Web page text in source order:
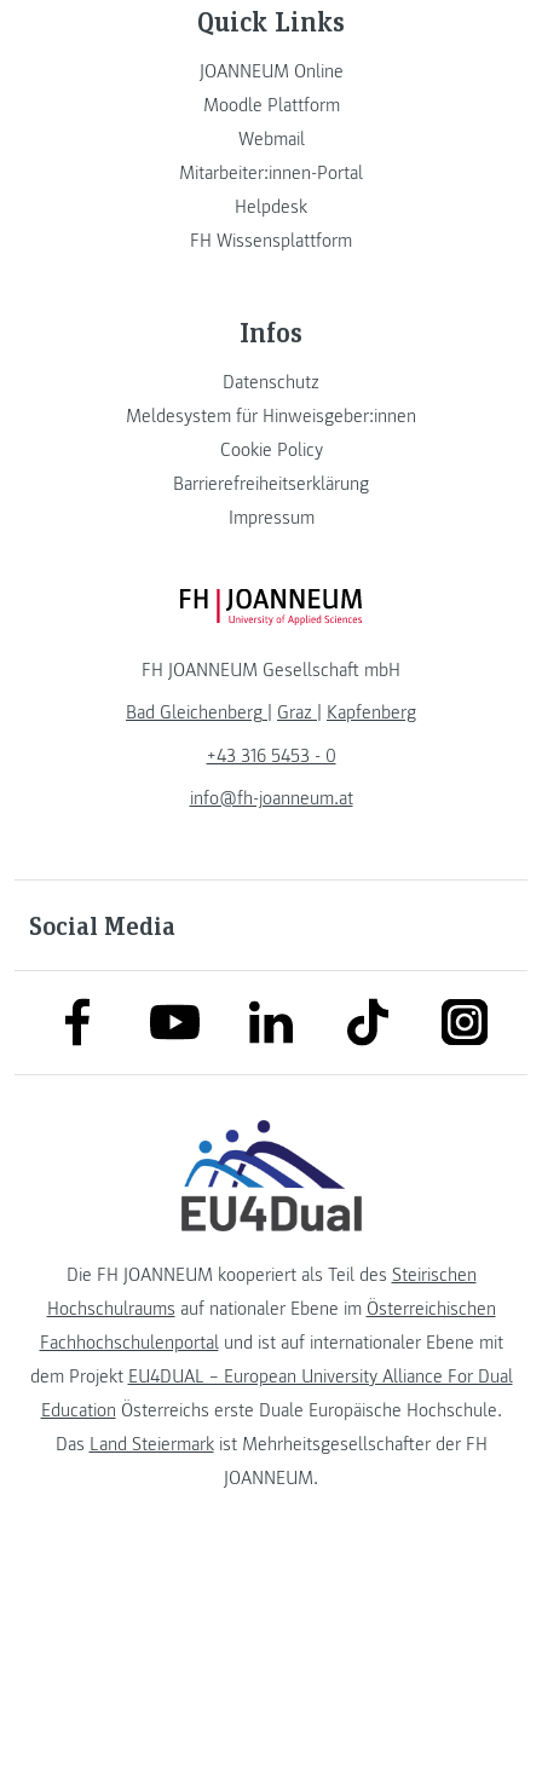
Quick Links
JOANNEUM Online
Moodle Plattform
Webmail
Mitarbeiter:innen-Portal
Helpdesk
FH Wissensplattform
Infos
Datenschutz
Meldesystem für Hinweisgeber:innen
Cookie Policy
Barrierefreiheitserklärung
Impressum
FH JOANNEUM Logo
FH JOANNEUM Gesellschaft mbH
Bad Gleichenberg
Graz
Kapfenberg
+43 316 5453 - 0
info@fh-joanneum.at
Social Media
link to facebooklink to youtubelink to linkedinlink to tiktok
Die FH JOANNEUM kooperiert als Teil des Steirischen
Hochschulraums auf nationaler Ebene im Österreichischen
Fachhochschulenportalund ist auf internationaler Ebene mit
dem Projekt EU4DUAL – European University Alliance For Dual
Education Österreichs erste Duale Europäische Hochschule.
Das Land Steiermarkist Mehrheitsgesellschafter der FH
JOANNEUM.